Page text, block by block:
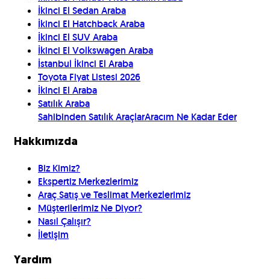
İkinci El Sedan Araba
İkinci El Hatchback Araba
İkinci El SUV Araba
İkinci El Volkswagen Araba
İstanbul İkinci El Araba
Toyota Fiyat Listesi 2026
İkinci El Araba
Satılık Araba
Sahibinden Satılık AraçlarAracım Ne Kadar Eder
Hakkımızda
Biz Kimiz?
Ekspertiz Merkezlerimiz
Araç Satış ve Teslimat Merkezlerimiz
Müşterilerimiz Ne Diyor?
Nasıl Çalışır?
İletişim
Yardım